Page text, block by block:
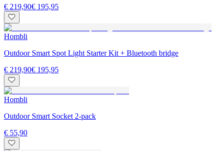
€ 219,90€ 195,95
Hombli
Outdoor Smart Spot Light Starter Kit + Bluetooth bridge
€ 219,90€ 195,95
Hombli
Outdoor Smart Socket 2-pack
€ 55,90